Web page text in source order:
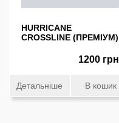
HURRICANE
CROSSLINE (ПРЕМІУМ)
1200 грн
Детальніше В кошик